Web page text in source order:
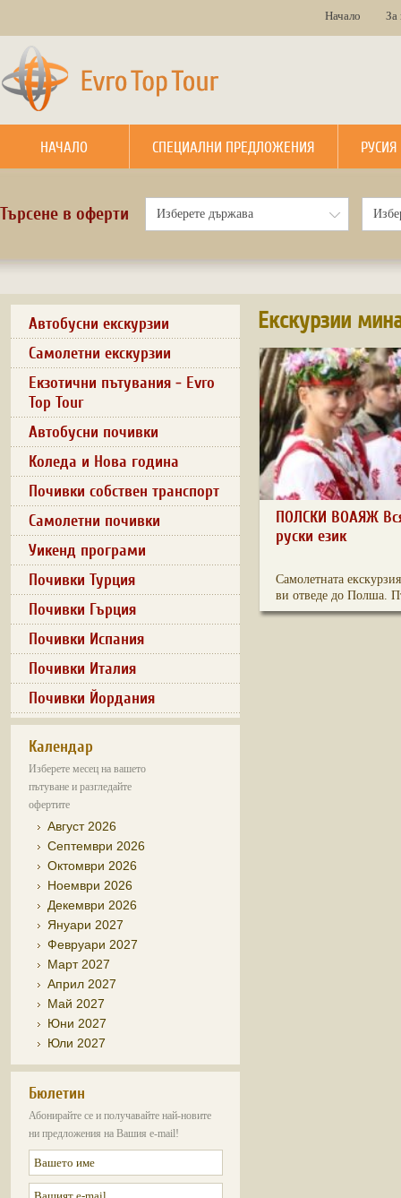
Начало За
НАЧАЛО СПЕЦИАЛНИ ПРЕДЛОЖЕНИЯ РУСИЯ
Търсене в оферти
Автобусни екскурзии
Самолетни екскурзии
Екзотични пътувания - Evro
Top Tour
Автобусни почивки
Коледа и Нова година
Почивки собствен транспорт
Самолетни почивки
Уикенд програми
Почивки Турция
Почивки Гърция
Почивки Испания
Почивки Италия
Почивки Йордания
Календар
Изберете месец на вашето
пътуване и разгледайте
офертите
Август 2026
Септември 2026
Октомври 2026
Ноември 2026
Декември 2026
Януари 2027
Февруари 2027
Март 2027
Април 2027
Май 2027
Юни 2027
Юли 2027
Бюлетин
Абонирайте се и получавайте най-новите
ни предложения на Вашия e-mail!
Екскурзии
ПОЛСКИ ВОАЯЖ
руски език
Самолетната
ви отведе до Полша.